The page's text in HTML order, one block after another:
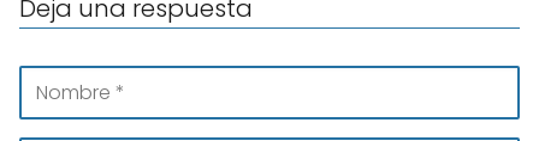
Deja una respuesta